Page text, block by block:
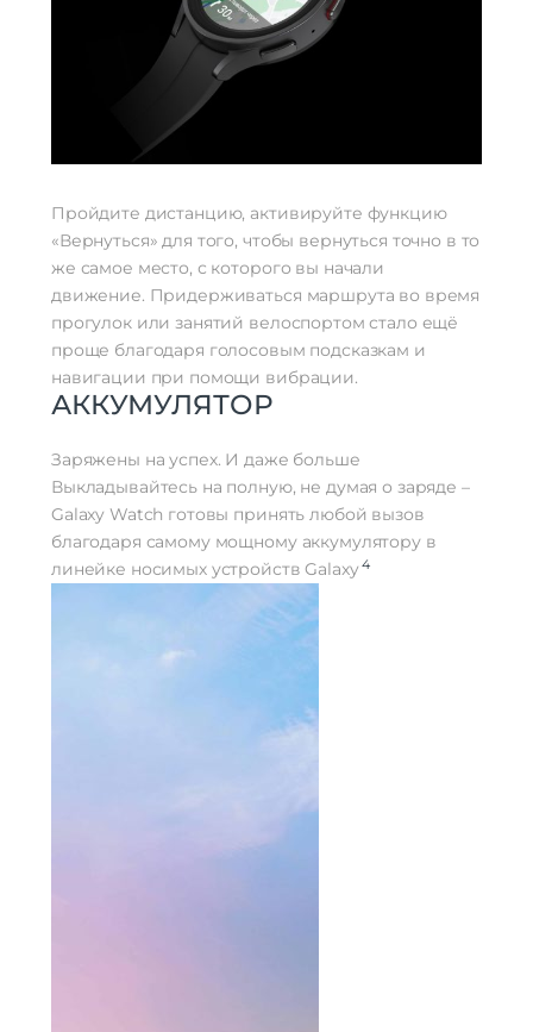
Пройдите дистанцию, активируйте функцию
«Вернуться» для того, чтобы вернуться точно в то
же самое место, с которого вы начали
движение. Придерживаться маршрута во время
прогулок или занятий велоспортом стало ещё
проще благодаря голосовым подсказкам и
навигации при помощи вибрации.
АККУМУЛЯТОР
Заряжены на успех. И даже больше
Выкладывайтесь на полную, не думая о заряде –
Galaxy Watch готовы принять любой вызов
благодаря самому мощному аккумулятору в
линейке носимых устройств Galaxy 4